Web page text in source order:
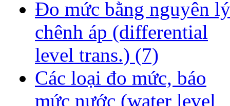
Đo mức bằng nguyên lý
chênh áp (differential
level trans.) (7)
Các loại đo mức, báo
mức nước (water level